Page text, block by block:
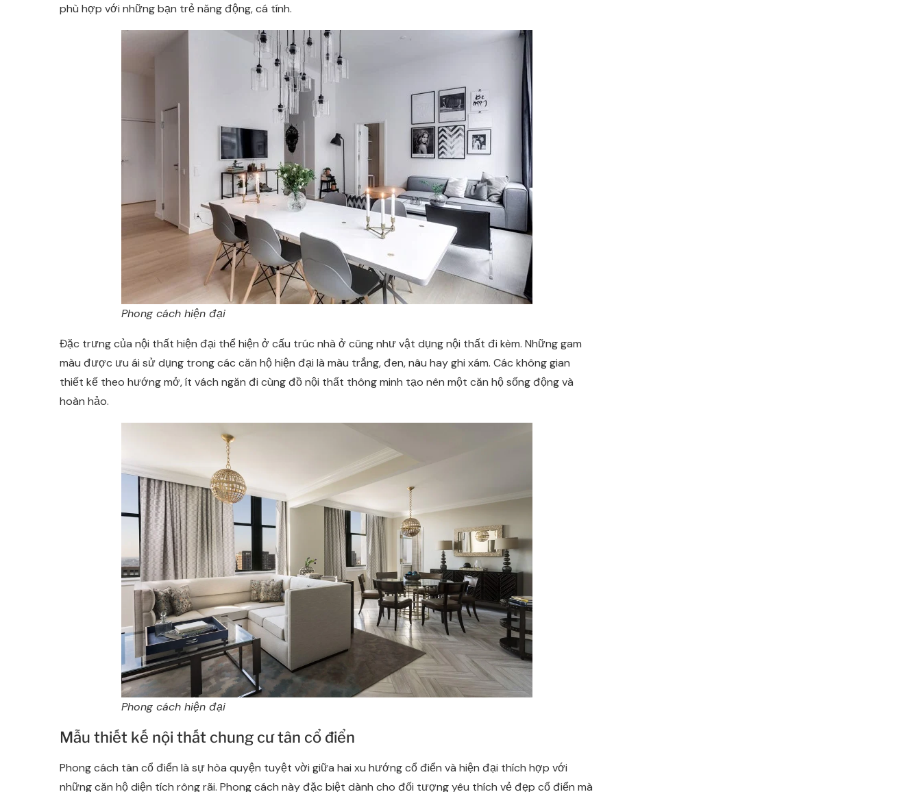
phù hợp với những bạn trẻ năng động, cá tính.
Phong cách hiện đại
Đặc trưng của nội thất hiện đại thể hiện ở cấu trúc nhà ở cũng như vật dụng nội thất đi kèm. Những gam
màu được ưu ái sử dụng trong các căn hộ hiện đại là màu trắng, đen, nâu hay ghi xám. Các không gian
thiết kế theo hướng mở, ít vách ngăn đi cùng đồ nội thất thông minh tạo nên một căn hộ sống động và
hoàn hảo.
Phong cách hiện đại
Mẫu thiết kế nội thất chung cư tân cổ điển
Phong cách tân cổ điển là sự hòa quyện tuyệt vời giữa hai xu hướng cổ điển và hiện đại thích hợp với
những căn hộ diện tích rông rãi. Phong cách này đặc biệt dành cho đối tượng yêu thích vẻ đẹp cổ điển mà